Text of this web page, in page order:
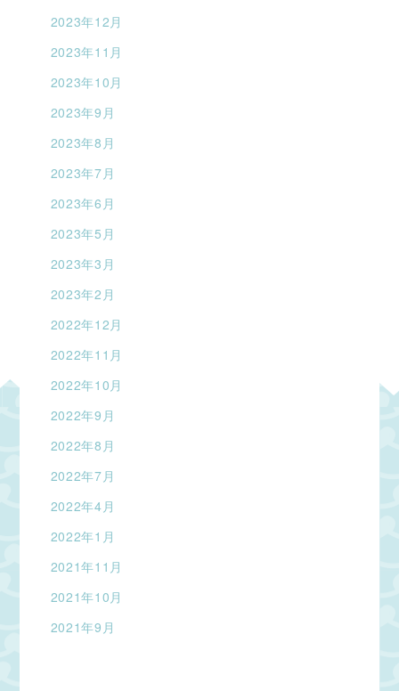
2023年12月
2023年11月
2023年10月
2023年9月
2023年8月
2023年7月
2023年6月
2023年5月
2023年3月
2023年2月
2022年12月
2022年11月
2022年10月
2022年9月
2022年8月
2022年7月
2022年4月
2022年1月
2021年11月
2021年10月
2021年9月